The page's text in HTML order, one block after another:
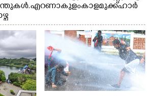
എറണാകുളം കാളമുക്ക് ഹാർ